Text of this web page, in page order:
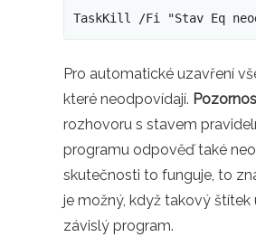
TaskKill /Fi "Stav Eq
Pro automatické uzavření
které neodpovídají.
rozhovoru s stavem
programu odpověď také
skutečnosti to funguje, to
je možný, když takový štítek
závislý program.